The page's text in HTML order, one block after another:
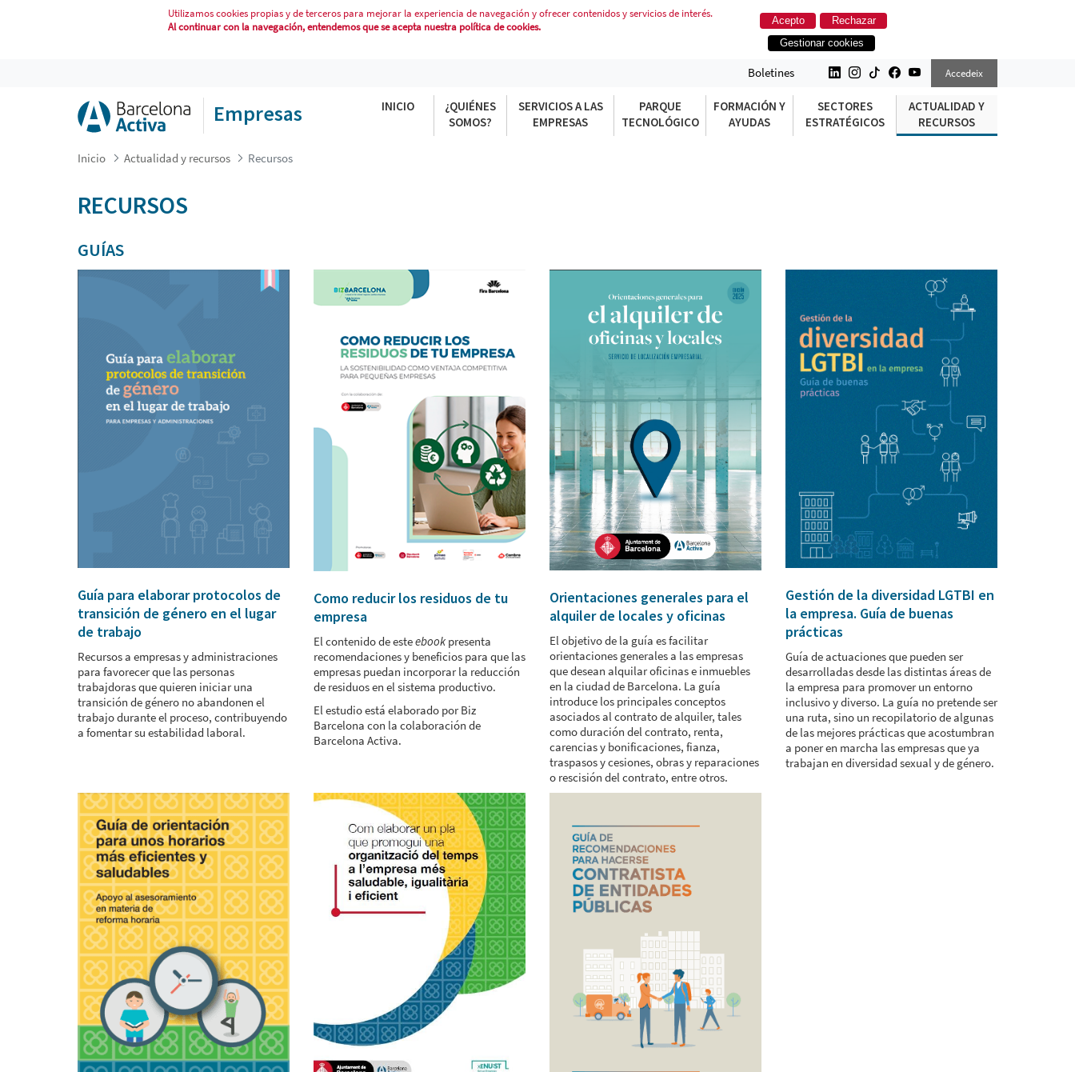
Utilizamos cookies propias y de terceros para mejorar la experiencia de navegación y ofrecer contenidos y servicios de interés.
Al continuar con la navegación, entendemos que se acepta nuestra política de cookies.
Acepto
Rechazar
Gestionar cookies
Boletines Accedeix
Empresas INICIO
¿QUIÉNES
SOMOS?
SERVICIOS A LAS
EMPRESAS
PARQUE
TECNOLÓGICO
FORMACIÓN Y
AYUDAS
SECTORES
ESTRATÉGICOS
ACTUALIDAD Y
RECURSOS
Inicio Actualidad y recursos Recursos
RECURSOS
GUÍAS
Guía para elaborar protocolos de
transición de género en el lugar
de trabajo
Recursos a empresas y administraciones
para favorecer que las personas
trabajdoras que quieren iniciar una
transición de género no abandonen el
trabajo durante el proceso, contribuyendo
a fomentar su estabilidad laboral.
Como reducir los residuos de tu
empresa
El contenido de esteebook presenta
recomendaciones y beneficios para que las
empresas puedan incorporar la reducción
de residuos en el sistema productivo.
El estudio está elaborado por Biz
Barcelona con la colaboración de
Barcelona Activa.
Orientaciones generales para el
alquiler de locales y oficinas
El objetivo de la guía es facilitar
orientaciones generales a las empresas
que desean alquilar oficinas e inmuebles
en la ciudad de Barcelona. La guía
introduce los principales conceptos
asociados al contrato de alquiler, tales
como duración del contrato, renta,
carencias y bonificaciones, fianza,
traspasos y cesiones, obras y reparaciones
o rescisión del contrato, entre otros.
Gestión de la diversidad LGTBI en
la empresa. Guía de buenas
prácticas
Guía de actuaciones que pueden ser
desarrolladas desde las distintas áreas de
la empresa para promover un entorno
inclusivo y diverso. La guía no pretende ser
una ruta, sino un recopilatorio de algunas
de las mejores prácticas que acostumbran
a poner en marcha las empresas que ya
trabajan en diversidad sexual y de género.